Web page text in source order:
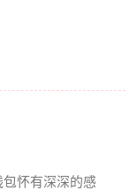
怀有深深的感